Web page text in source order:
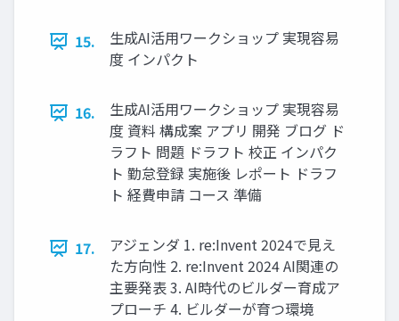
15.
生成AI活用ワークショップ 実現容易
度 インパクト
16.
生成AI活用ワークショップ 実現容易
度 資料 構成案 アプリ 開発 ブログ ド
ラフト 問題 ドラフト 校正 インパク
ト 勤怠登録 実施後 レポート ドラフ
ト 経費申請 コース 準備
17.
アジェンダ 1. re:Invent 2024で見え
た方向性 2. re:Invent 2024 AI関連の
主要発表 3. AI時代のビルダー育成ア
プローチ 4. ビルダーが育つ環境